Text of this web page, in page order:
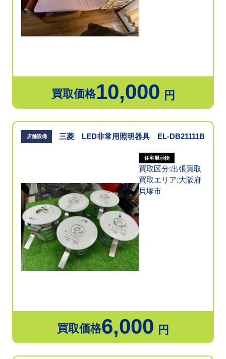
買取価格10,000 円
店舗設備 三菱 LED非常用照明器具 EL-DB21111B
住宅展示物
買取区分:出張買取
買取エリア:大阪府
貝塚市
買取価格6,000 円